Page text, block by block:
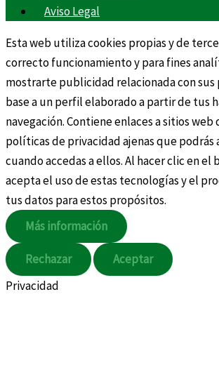
Aviso Legal
Esta web utiliza cookies propias y de
correcto funcionamiento y para fines
mostrarte publicidad relacionada con sus
base a un perfil elaborado a partir de tus
navegación. Contiene enlaces a sitios
políticas de privacidad ajenas que podrás
cuando accedas a ellos. Al hacer clic en el
acepta el uso de estas tecnologías y el
tus datos para estos propósitos.
Más información
Rechazar
Aceptar
Privacidad